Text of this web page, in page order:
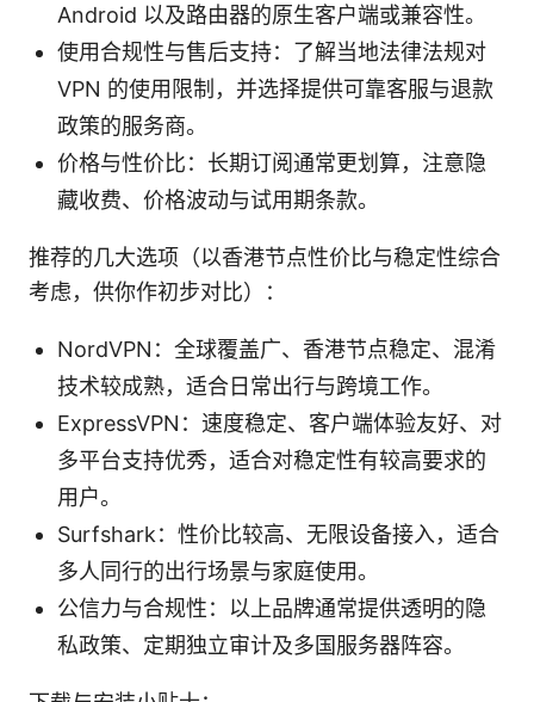
Android 以及路由器的原生客户端或兼容性。
使用合规性与售后支持：了解当地法律法规对
VPN 的使用限制，并选择提供可靠客服与退款
政策的服务商。
价格与性价比：长期订阅通常更划算，注意隐
藏收费、价格波动与试用期条款。
推荐的几大选项（以香港节点性价比与稳定性综合
考虑，供你作初步对比）：
NordVPN：全球覆盖广、香港节点稳定、混淆
技术较成熟，适合日常出行与跨境工作。
ExpressVPN：速度稳定、客户端体验友好、对
多平台支持优秀，适合对稳定性有较高要求的
用户。
Surfshark：性价比较高、无限设备接入，适合
多人同行的出行场景与家庭使用。
公信力与合规性：以上品牌通常提供透明的隐
私政策、定期独立审计及多国服务器阵容。